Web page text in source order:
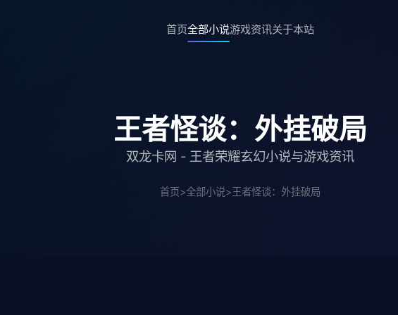
首页全部小说游戏资讯关于本站
王者怪谈：外挂破局
双龙卡网 - 王者荣耀玄幻小说与游戏资讯
首页>全部小说>王者怪谈：外挂破局